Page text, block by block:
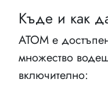
Къде и как
ATOM е
множество
включително: